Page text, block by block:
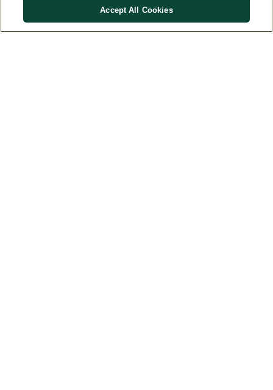
Accept All Cookies